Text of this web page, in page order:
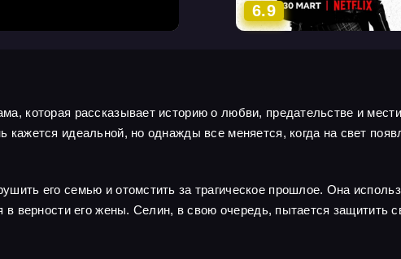
6.9
которая рассказывает историю о любви, предательстве и
идеальной, но однажды все меняется, когда на свет
его семью и отомстить за трагическое прошлое. Она
в верности его жены. Селин, в свою очередь, пытается защитить